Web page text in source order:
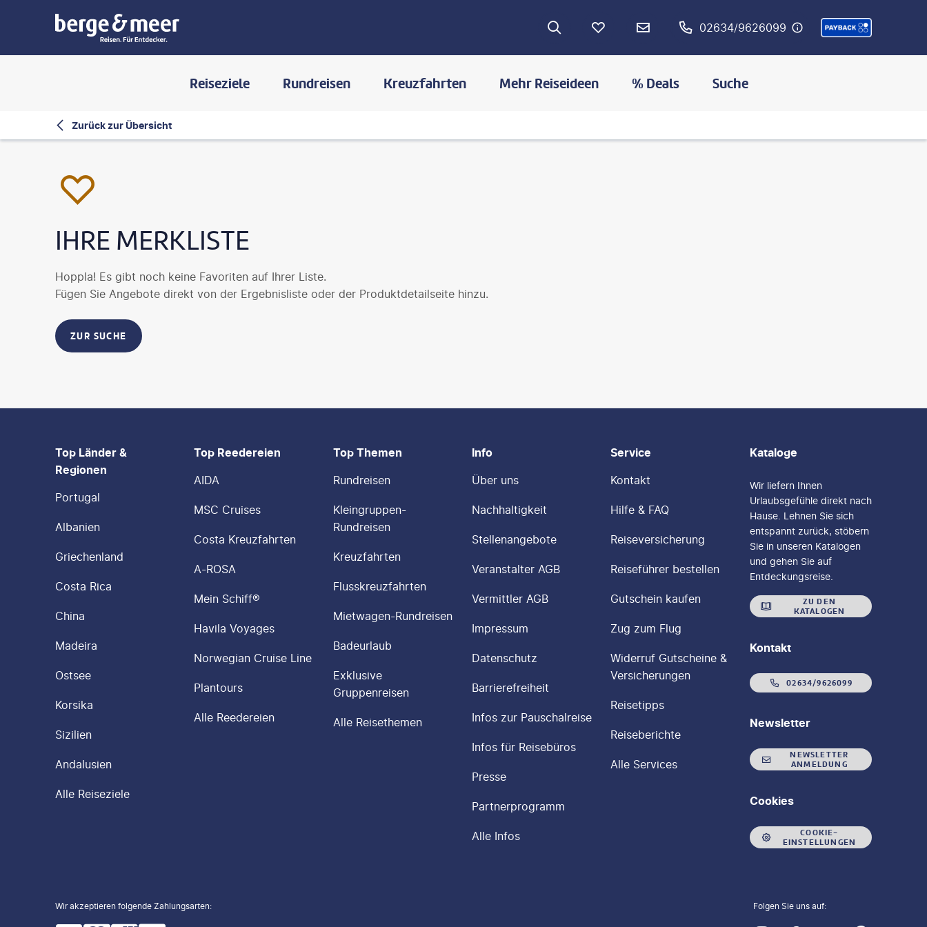
02634/9626099
Reiseziele Rundreisen Kreuzfahrten Mehr Reiseideen % Deals Suche
Zurück zur Übersicht
IHRE MERKLISTE
Hoppla! Es gibt noch keine Favoriten auf Ihrer Liste.
Fügen Sie Angebote direkt von der Ergebnisliste oder der Produktdetailseite hinzu.
ZUR SUCHE
Footer navigation
Top Länder &
Regionen
Portugal
Albanien
Griechenland
Costa Rica
China
Madeira
Ostsee
Korsika
Sizilien
Andalusien
Alle Reiseziele
Top Reedereien
AIDA
MSC Cruises
Costa Kreuzfahrten
A-ROSA
Mein Schiff®
Havila Voyages
Norwegian Cruise Line
Plantours
Alle Reedereien
Top Themen
Rundreisen
Kleingruppen-
Rundreisen
Kreuzfahrten
Flusskreuzfahrten
Mietwagen-Rundreisen
Badeurlaub
Exklusive
Gruppenreisen
Alle Reisethemen
Info
Über uns
Nachhaltigkeit
Stellenangebote
Veranstalter AGB
Vermittler AGB
Impressum
Datenschutz
Barrierefreiheit
Infos zur Pauschalreise
Infos für Reisebüros
Presse
Partnerprogramm
Alle Infos
Service
Kontakt
Hilfe & FAQ
Reiseversicherung
Reiseführer bestellen
Gutschein kaufen
Zug zum Flug
Widerruf Gutscheine &
Versicherungen
Reisetipps
Reiseberichte
Alle Services
Kataloge
Wir liefern Ihnen
Urlaubsgefühle direkt nach
Hause. Lehnen Sie sich
entspannt zurück, stöbern
Sie in unseren Katalogen
und gehen Sie auf
Entdeckungsreise.
ZU DEN
KATALOGEN
Kontakt
02634/9626099
Newsletter
NEWSLETTER
ANMELDUNG
Cookies
COOKIE-
EINSTELLUNGEN
Wir akzeptieren folgende Zahlungsarten: Folgen Sie uns auf: